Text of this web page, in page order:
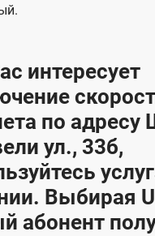
интересует
по адресу
ул., 33б,
Выбирая
абонент